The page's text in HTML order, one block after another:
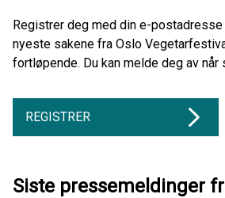
Registrer deg med din e-
nyeste sakene fra Oslo
fortløpende. Du kan melde deg av når
REGISTRER
Siste pressemeldinger